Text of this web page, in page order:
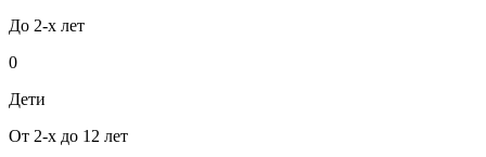
До 2-х лет
0
Дети
От 2-х до 12 лет